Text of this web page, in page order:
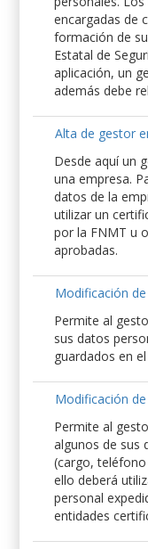
encargadas de
formación de
Estatal de
aplicación, un
además debe
Alta de gestor
Desde aquí un
una empresa.
datos de la
utilizar un
por la FNMT u
aprobadas.
Modificación
Permite al
sus datos
guardados en
Modificación
Permite al
algunos de sus
(cargo,
ello deberá
personal
entidades